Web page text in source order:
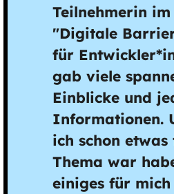
Teilnehmerin
"Digitale
für
gab viele
Einblicke und
Informationen.
ich schon
Thema war
einiges für